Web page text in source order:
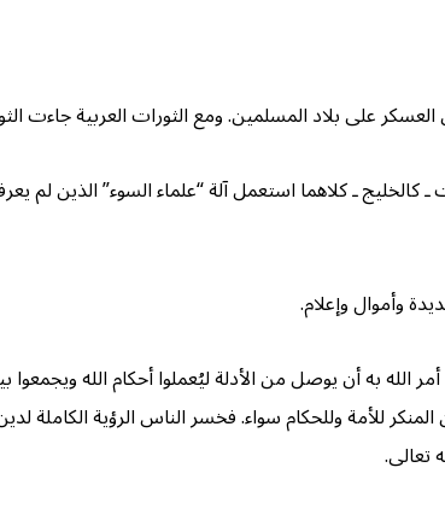
على بلاد المسلمين. ومع الثورات العربية جاءت
كالخليج ـ كلاهما استعمل آلة “علماء السوء” الذين لم
وأموال وإعلام.
الله به أن يوصل من الأدلة ليُعملوا أحكام الله
للأمة وللحكام سواء. فخسر الناس الرؤية
تعالى.